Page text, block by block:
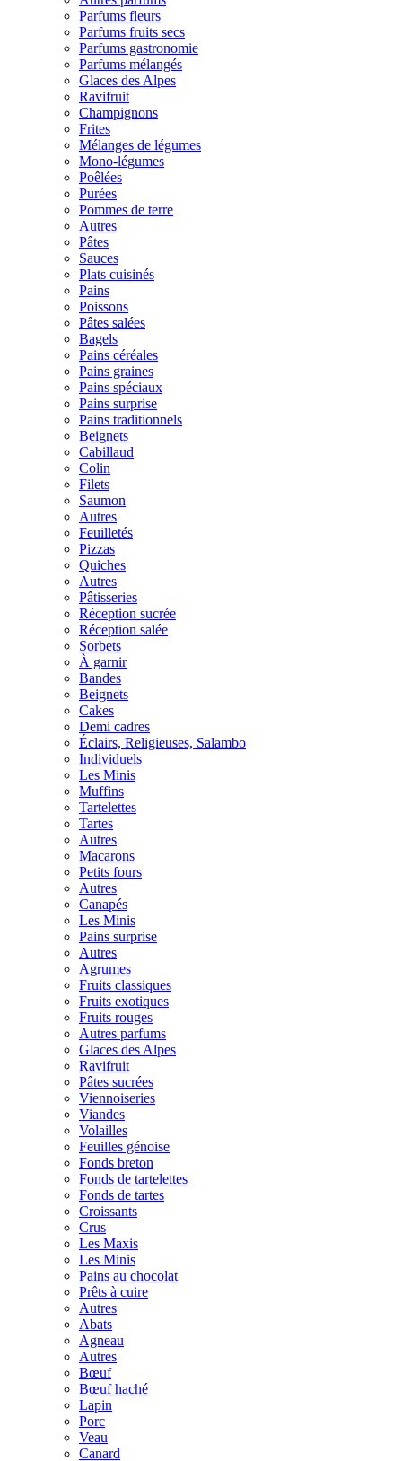
Parfums fleurs
Parfums fruits secs
Parfums gastronomie
Parfums mélangés
Glaces des Alpes
Ravifruit
Champignons
Frites
Mélanges de légumes
Mono-légumes
Poêlées
Purées
Pommes de terre
Autres
Pâtes
Sauces
Plats cuisinés
Pains
Poissons
Pâtes salées
Bagels
Pains céréales
Pains graines
Pains spéciaux
Pains surprise
Pains traditionnels
Beignets
Cabillaud
Colin
Filets
Saumon
Autres
Feuilletés
Pizzas
Quiches
Autres
Pâtisseries
Réception sucrée
Réception salée
Sorbets
À garnir
Bandes
Beignets
Cakes
Demi cadres
Éclairs, Religieuses, Salambo
Individuels
Les Minis
Muffins
Tartelettes
Tartes
Autres
Macarons
Petits fours
Autres
Canapés
Les Minis
Pains surprise
Autres
Agrumes
Fruits classiques
Fruits exotiques
Fruits rouges
Autres parfums
Glaces des Alpes
Ravifruit
Pâtes sucrées
Viennoiseries
Viandes
Volailles
Feuilles génoise
Fonds breton
Fonds de tartelettes
Fonds de tartes
Croissants
Crus
Les Maxis
Les Minis
Pains au chocolat
Prêts à cuire
Autres
Abats
Agneau
Autres
Bœuf
Bœuf haché
Lapin
Porc
Veau
Canard